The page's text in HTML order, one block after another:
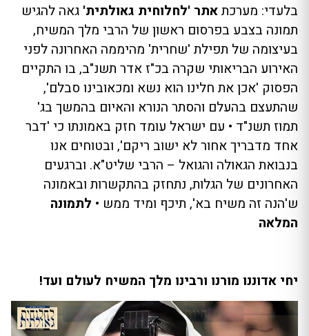
בלעדי: מערכתאתר 'לחלוחית גאולתית' גאה להגיש
תמונה בצבע בפרסום ראשון של הרבי מלך המשיח,
בעיצומה של תפילת 'שחרית' מהיממה האחרונה לפני
האירוע הבריאותי שקרה בכ"ז אדר תשנ"ב, בו התקיים
הפסוק 'אכן את חלינו הוא נשא ומכאובינו סבלם',
שהתעצם בהעלם והסתר הנורא והאיום בהמשך בג'
תמוז תשנ"ד • עם ישראל עומד חזק באמונתו כי 'דבר
אחד מדבריך אחור לא ישוב ריקם', ובטוחים אנו
בנבואת הגאולה והגואל – הרבי שליט"א. וברגעים
האחרונים של הגלות, נתחזק בהתקשרות ובאמונה
ש'הנה זה משיח בא', תיכף ומיד ממש • לתמונה
המלאה
יחי אדוננו מורנו ורבינו מלך המשיח לעולם ועד!